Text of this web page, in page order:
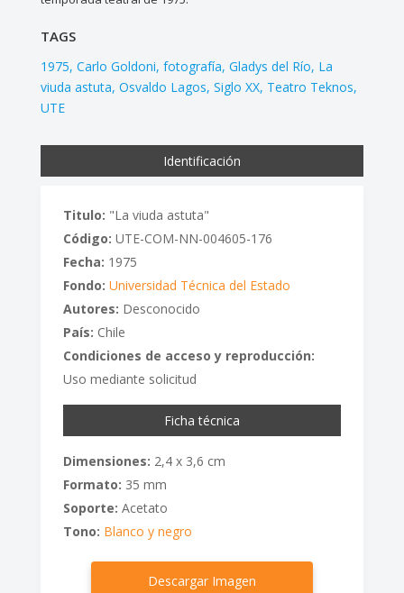
TAGS
1975 Carlo Goldoni fotografía Gladys del Río La
viuda astuta Osvaldo Lagos Siglo XX Teatro Teknos
UTE
Identificación
Titulo: "La viuda astuta"
Código: UTE-COM-NN-004605-176
Fecha: 1975
Fondo: Universidad Técnica del Estado
Autores: Desconocido
País: Chile
Condiciones de acceso y reproducción:
Uso mediante solicitud
Ficha técnica
Dimensiones: 2,4 x 3,6 cm
Formato: 35 mm
Soporte: Acetato
Tono: Blanco y negro
Descargar Imagen